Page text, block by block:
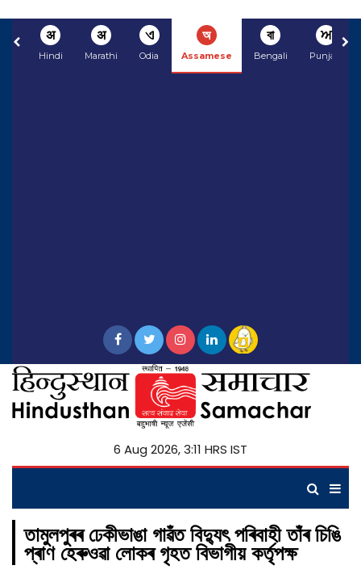
अ
Hindi
अ
Marathi
ଏ
Odia
অ
Assamese
বা
Bengali
ਅ
Punjabi
6 Aug 2026, 3:11 HRS IST
তামুলপুৰৰ ঢেকীভাঙা গাৱঁত বিদ্যুৎ পৰিবাহী তাঁৰ চিঙি
প্ৰাণ হেৰুওৱা লোকৰ গৃহত বিভাগীয় কৰ্তৃপক্ষ